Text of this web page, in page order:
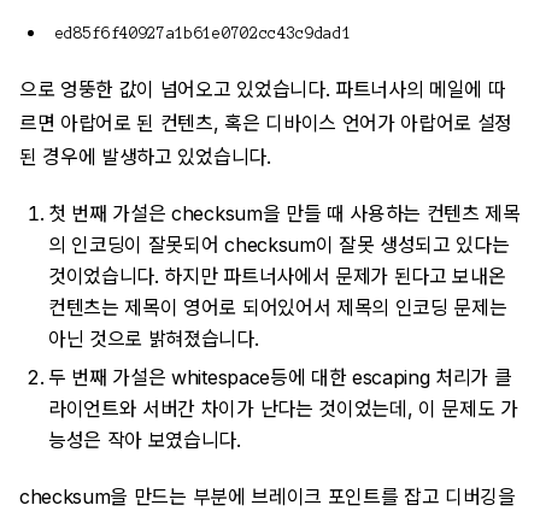
ed85f6f40927a1b61e0702cc43c9dad1
으로 엉뚱한 값이 넘어오고 있었습니다. 파트너사의 메일에 따
르면 아랍어로 된 컨텐츠, 혹은 디바이스 언어가 아랍어로 설정
된 경우에 발생하고 있었습니다.
첫 번째 가설은 checksum을 만들 때 사용하는 컨텐츠 제목
의 인코딩이 잘못되어 checksum이 잘못 생성되고 있다는
것이었습니다. 하지만 파트너사에서 문제가 된다고 보내온
컨텐츠는 제목이 영어로 되어있어서 제목의 인코딩 문제는
아닌 것으로 밝혀졌습니다.
두 번째 가설은 whitespace등에 대한 escaping 처리가 클
라이언트와 서버간 차이가 난다는 것이었는데, 이 문제도 가
능성은 작아 보였습니다.
checksum을 만드는 부분에 브레이크 포인트를 잡고 디버깅을